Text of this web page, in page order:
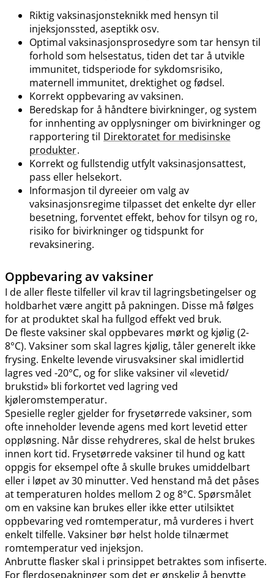
Riktig vaksinasjonsteknikk med hensyn til
injeksjonssted, aseptikk osv.
Optimal vaksinasjonsprosedyre som tar hensyn til
forhold som helsestatus, tiden det tar å utvikle
immunitet, tidsperiode for sykdomsrisiko,
maternell immunitet, drektighet og fødsel.
Korrekt oppbevaring av vaksinen.
Beredskap for å håndtere bivirkninger, og system
for innhenting av opplysninger om bivirkninger og
rapportering til Direktoratet for medisinske
produkter.
Korrekt og fullstendig utfylt vaksinasjonsattest,
pass eller helsekort.
Informasjon til dyreeier om valg av
vaksinasjonsregime tilpasset det enkelte dyr eller
besetning, forventet effekt, behov for tilsyn og ro,
risiko for bivirkninger og tidspunkt for
revaksinering.
Oppbevaring av vaksiner
I de aller fleste tilfeller vil krav til lagringsbetingelser og
holdbarhet være angitt på pakningen. Disse må følges
for at produktet skal ha fullgod effekt ved bruk.
De fleste vaksiner skal oppbevares mørkt og kjølig (2-
8°C). Vaksiner som skal lagres kjølig, tåler generelt ikke
frysing. Enkelte levende virusvaksiner skal imidlertid
lagres ved -20°C, og for slike vaksiner vil «levetid​/​
brukstid» bli forkortet ved lagring ved
kjøleromstemperatur.
Spesielle regler gjelder for frysetørrede vaksiner, som
ofte inneholder levende agens med kort levetid etter
oppløsning. Når disse rehydreres, skal de helst brukes
innen kort tid. Frysetørrede vaksiner til hund og katt
oppgis for eksempel ofte å skulle brukes umiddelbart
eller i løpet av 30 minutter. Ved henstand må det påses
at temperaturen holdes mellom 2 og 8°C. Spørsmålet
om en vaksine kan brukes eller ikke etter utilsiktet
oppbevaring ved romtemperatur, må vurderes i hvert
enkelt tilfelle. Vaksiner bør helst holde tilnærmet
romtemperatur ved injeksjon.
Anbrutte flasker skal i prinsippet betraktes som infiserte.
For flerdosepakninger som det er ønskelig å benytte